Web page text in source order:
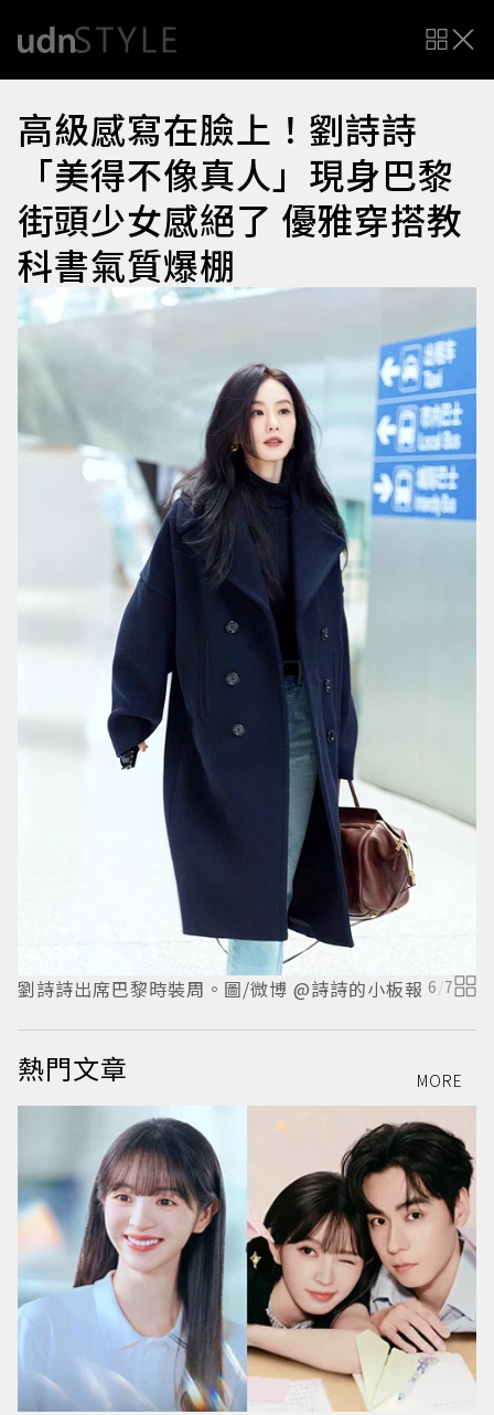
高級感寫在臉上！劉詩詩
「美得不像真人」現身巴黎
街頭少女感絕了 優雅穿搭教
科書氣質爆棚
劉詩詩出席巴黎時裝周。圖/微博 @詩詩的小板報 6/7
熱門文章 MORE